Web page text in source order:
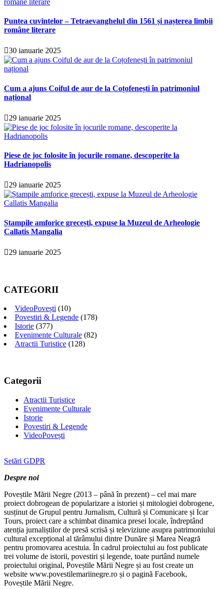
Puntea cuvintelor – Tetraevanghelul din 1561 și nașterea limbii
române literare
30 ianuarie 2025
Cum a ajuns Coiful de aur de la Coțofenești în patrimoniul
național
29 ianuarie 2025
Piese de joc folosite în jocurile romane, descoperite la
Hadrianopolis
29 ianuarie 2025
Ștampile amforice grecești, expuse la Muzeul de Arheologie
Callatis Mangalia
29 ianuarie 2025
CATEGORII
VideoPovești (10)
Povestiri & Legende (178)
Istorie (377)
Evenimente Culturale (82)
Atractii Turistice (128)
Categorii
Atractii Turistice
Evenimente Culturale
Istorie
Povestiri & Legende
VideoPovești
Setări GDPR
Despre noi
Poveștile Mării Negre (2013 – până în prezent) – cel mai mare
proiect dobrogean de popularizare a istoriei și mitologiei dobrogene,
susținut de Grupul pentru Jurnalism, Cultură și Comunicare și Icar
Tours, proiect care a schimbat dinamica presei locale, îndreptând
atenția jurnaliștilor de presă scrisă și televiziune asupra patrimoniului
cultural excepțional al tărâmului dintre Dunăre și Marea Neagră
pentru promovarea acestuia. În cadrul proiectului au fost publicate
trei volume de istorii, povestiri și legende, toate purtând numele
proiectului original, Poveștile Mării Negre și au fost create un
website www.povestilemariinegre.ro și o pagină Facebook,
Poveștile Mării Negre.